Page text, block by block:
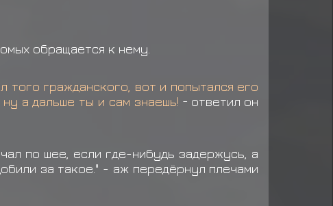
обращается к нему.
гражданского, вот и попытался его
а дальше ты и сам знаешь! - ответил он
по шее, если где-нибудь задержусь, а
за такое." - аж передёрнул плечами